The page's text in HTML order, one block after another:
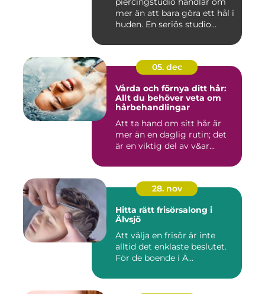
mer än att bara göra ett hål i
huden. En seriös studio...
05. dec
Vårda och förnya ditt hår:
Allt du behöver veta om
hårbehandlingar
Att ta hand om sitt hår är
mer än en daglig rutin; det
är en viktig del av v&ar...
28. nov
Hitta rätt frisörsalong i
Älvsjö
Att välja en frisör är inte
alltid det enklaste beslutet.
För de boende i Ä...